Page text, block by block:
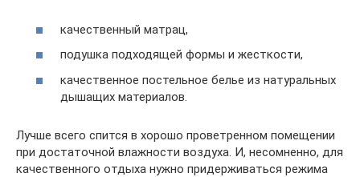
качественный матрац,
подушка подходящей формы и жесткости,
качественное постельное белье из натуральных
дышащих материалов.
Лучше всего спится в хорошо проветренном помещении
при достаточной влажности воздуха. И, несомненно, для
качественного отдыха нужно придерживаться режима